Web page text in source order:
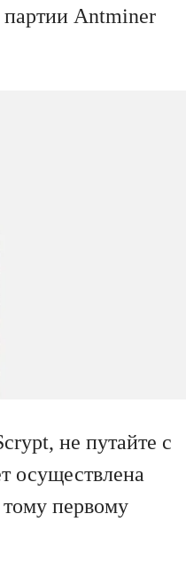
Antminer
не путайте с
осуществлена
тому первому